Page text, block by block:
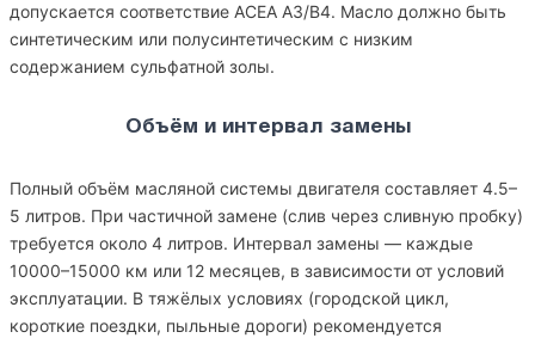
допускается соответствие ACEA A3/B4. Масло должно быть
синтетическим или полусинтетическим с низким
содержанием сульфатной золы.
Объём и интервал замены
Полный объём масляной системы двигателя составляет 4.5–
5 литров. При частичной замене (слив через сливную пробку)
требуется около 4 литров. Интервал замены — каждые
10000–15000 км или 12 месяцев, в зависимости от условий
эксплуатации. В тяжёлых условиях (городской цикл,
короткие поездки, пыльные дороги) рекомендуется